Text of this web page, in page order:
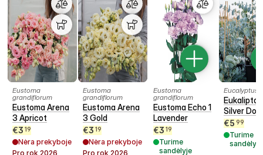
Eustoma
grandiflorum
Eustoma Arena
3 Apricot
€3 19
Nėra prekyboje
Pro rok 2026
Eustoma
grandiflorum
Eustoma Arena
3 Gold
€3 19
Nėra prekyboje
Pro rok 2026
Eustoma
grandiflorum
Eustoma Echo 1
Lavender
€3 19
Turime
sandėlyje
Eucalyptus
Eukaliptas
Silver
€5 99
Turime
sandėlyje